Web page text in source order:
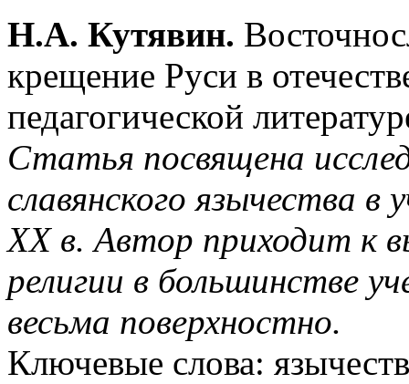
Н.А. Кутявин.
крещение Руси в
педагогической
Статья посвящена
славянского язычества в
XX в. Автор приходит к
религии в большинстве
весьма поверхностно.
Ключевые слова: